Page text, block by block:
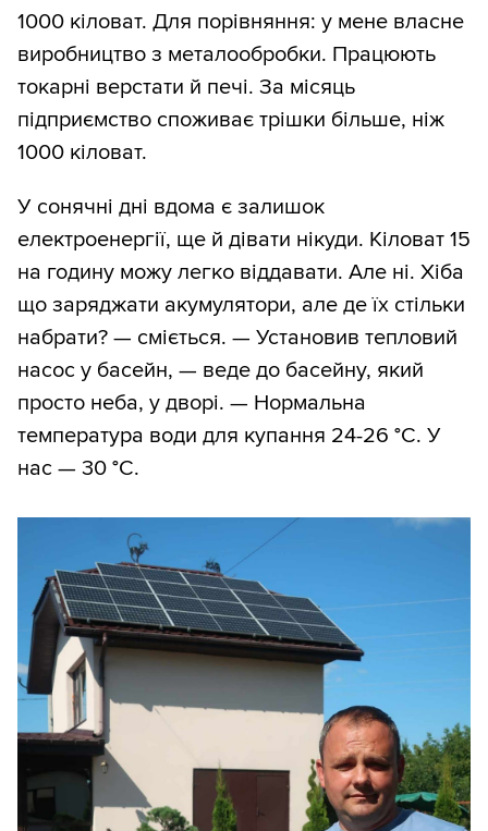
1000 кіловат. Для порівняння: у мене власне
виробництво з металообробки. Працюють
токарні верстати й печі. За місяць
підприємство споживає трішки більше, ніж
1000 кіловат.
У сонячні дні вдома є залишок
електроенергії, ще й дівати нікуди. Кіловат 15
на годину можу легко віддавати. Але ні. Хіба
що заряджати акумулятори, але де їх стільки
набрати? — сміється. — Установив тепловий
насос у басейн, — веде до басейну, який
просто неба, у дворі. — Нормальна
температура води для купання 24-26 °C. У
нас — 30 °C.